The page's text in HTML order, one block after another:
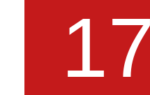
17